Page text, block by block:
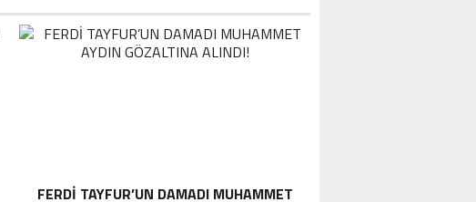
FERDI TAYFUR’UN DAMADI MUHAMMET